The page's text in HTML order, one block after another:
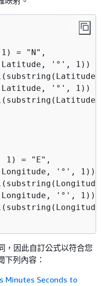
= "N",
'°', 1)) +
'°', 1)) +
1) = "E",
'°', 1)) +
'°', 1)) +
，因此自訂公式以符合您
下列內容：
Minutes Seconds to